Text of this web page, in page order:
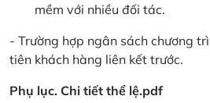
mềm với nhiều đối tác.
- Trường hợp ngân sách chương
tiên khách hàng liên kết trước.
Phụ lục. Chi tiết thể lệ.pdf